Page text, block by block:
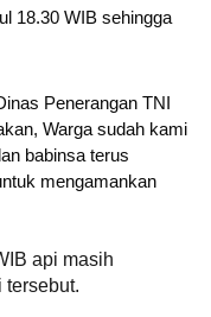
18.30 WIB sehingga
Penerangan TNI
Warga sudah kami
babinsa terus
mengamankan
api masih
tersebut.